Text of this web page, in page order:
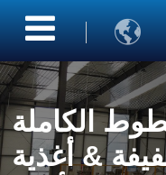

الكاملة
& أغذية